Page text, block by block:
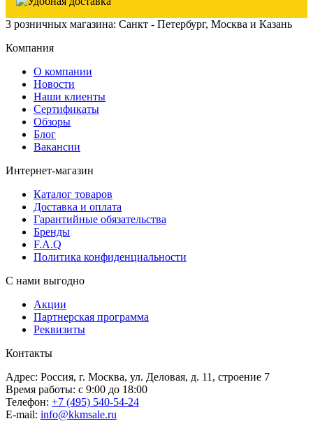
3 розничных магазина: Санкт - Петербург, Москва и Казань
Компания
О компании
Новости
Наши клиенты
Сертификаты
Обзоры
Блог
Вакансии
Интернет-магазин
Каталог товаров
Доставка и оплата
Гарантийные обязательства
Бренды
F.A.Q
Политика конфиденциальности
С нами выгодно
Акции
Партнерская программа
Реквизиты
Контакты
Адрес: Россия, г. Москва, ул. Деловая, д. 11, строение 7
Время работы: с 9:00 до 18:00
Телефон: +7 (495) 540-54-24
E-mail: info@kkmsale.ru